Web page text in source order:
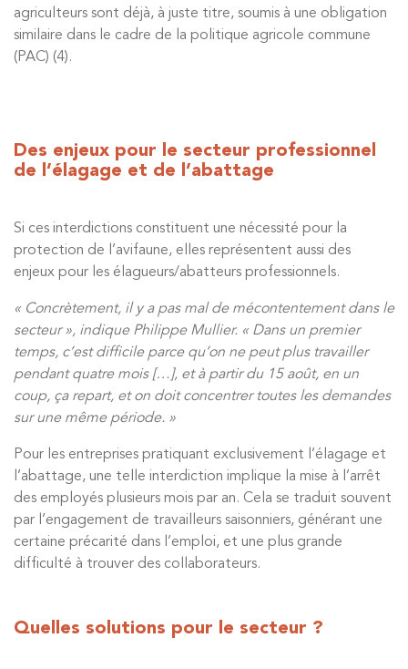
agriculteurs sont déjà, à juste titre, soumis à une obligation
similaire dans le cadre de la politique agricole commune
(PAC) (4).
Des enjeux pour le secteur professionnel
de l’élagage et de l’abattage
Si ces interdictions constituent une nécessité pour la
protection de l’avifaune, elles représentent aussi des
enjeux pour les élagueurs/abatteurs professionnels.
« Concrètement, il y a pas mal de mécontentement dans le
secteur », indique Philippe Mullier. « Dans un premier
temps, c’est difficile parce qu’on ne peut plus travailler
pendant quatre mois […], et à partir du 15 août, en un
coup, ça repart, et on doit concentrer toutes les demandes
sur une même période. »
Pour les entreprises pratiquant exclusivement l’élagage et
l’abattage, une telle interdiction implique la mise à l’arrêt
des employés plusieurs mois par an. Cela se traduit souvent
par l’engagement de travailleurs saisonniers, générant une
certaine précarité dans l’emploi, et une plus grande
difficulté à trouver des collaborateurs.
Quelles solutions pour le secteur ?